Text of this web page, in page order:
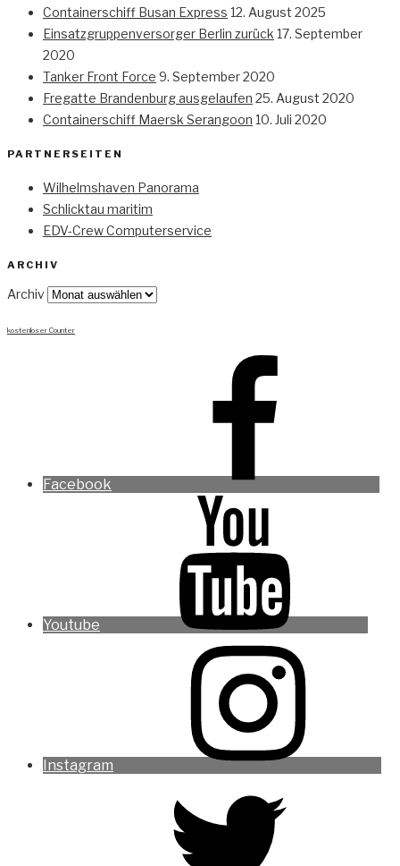
Containerschiff Busan Express 12. August 2025
Einsatzgruppenversorger Berlin zurück 17. September
2020
Tanker Front Force 9. September 2020
Fregatte Brandenburg ausgelaufen 25. August 2020
Containerschiff Maersk Serangoon 10. Juli 2020
PARTNERSEITEN
Wilhelmshaven Panorama
Schlicktau maritim
EDV-Crew Computerservice
ARCHIV
Archiv
kostenloser Counter
Facebook
Youtube
Instagram